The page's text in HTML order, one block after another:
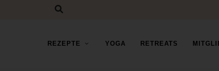
REZEPTE YOGA RETREATS